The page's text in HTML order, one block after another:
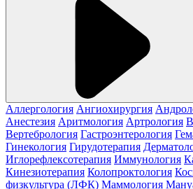
Аллергология Ангиохирургия
Анестезия Аритмология Артрология
Вертебрология Гастроэнтерология
Гинекология Гирудотерапия
Иглорефлексотерапия Иммунология
Кинезиотерапия Колопроктология
физкультура (ЛФК) Маммология